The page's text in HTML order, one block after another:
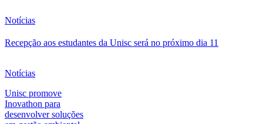
Notícias
Recepção aos estudantes da Unisc será no próximo dia 11
Notícias
Unisc promove
Inovathon para
desenvolver soluções